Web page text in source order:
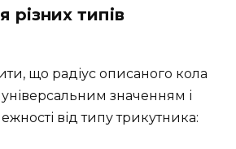
різних типів
що радіус описаного кола
значенням і
від типу трикутника: